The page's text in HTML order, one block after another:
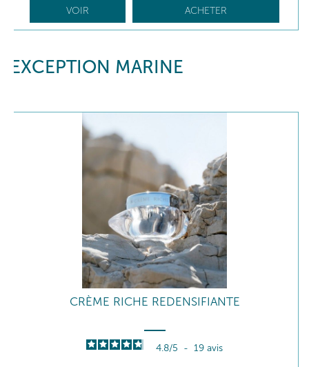
VOIR ACHETER
EXCEPTION MARINE
CRÈME RICHE REDENSIFIANTE
4.8/5 - 19 avis